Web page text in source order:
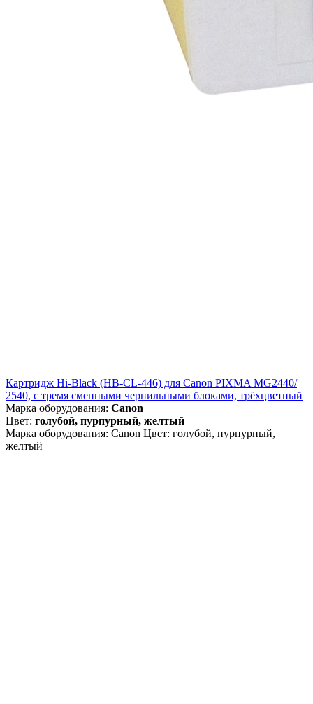
Картридж Hi-Black (HB-CL-446) для Canon PIXMA MG2440/
2540, с тремя сменными чернильными блоками, трёхцветный
Марка оборудования: Canon
Цвет: голубой, пурпурный, желтый
Марка оборудования: Canon Цвет: голубой, пурпурный,
желтый